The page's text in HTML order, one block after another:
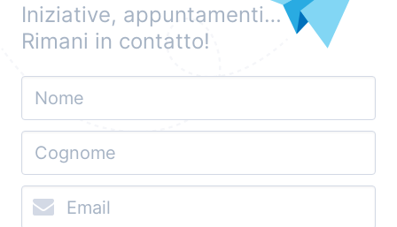
Iniziative, appuntamenti…
Rimani in contatto!